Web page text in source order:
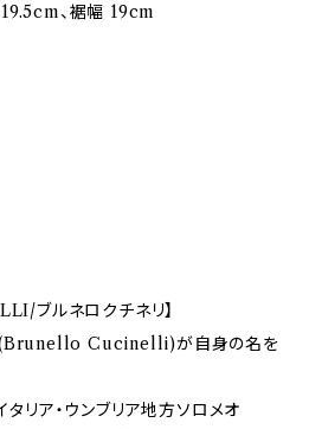
、裾幅 19cm
ブルネロクチネリ】
(Brunello Cucinelli)が自身の名を
リア・ウンブリア地方ソロメオ